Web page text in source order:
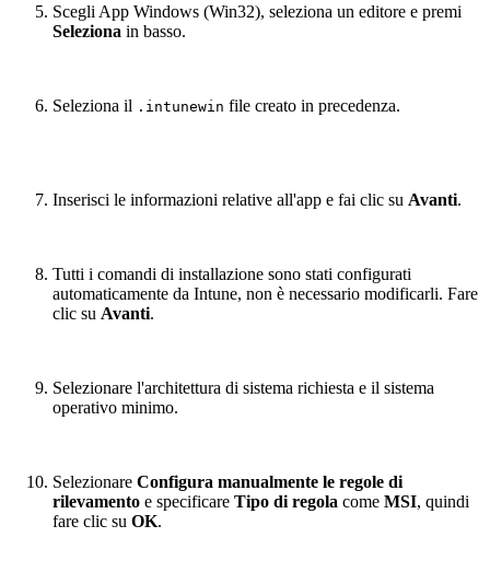
Scegli App Windows (Win32), seleziona un editore e premi
Seleziona in basso.
Seleziona il .intunewin file creato in precedenza.
Inserisci le informazioni relative all'app e fai clic su Avanti.
Tutti i comandi di installazione sono stati configurati
automaticamente da Intune, non è necessario modificarli. Fare
clic su Avanti.
Selezionare l'architettura di sistema richiesta e il sistema
operativo minimo.
Selezionare Configura manualmente le regole di
rilevamento e specificare Tipo di regola come MSI, quindi
fare clic su OK.